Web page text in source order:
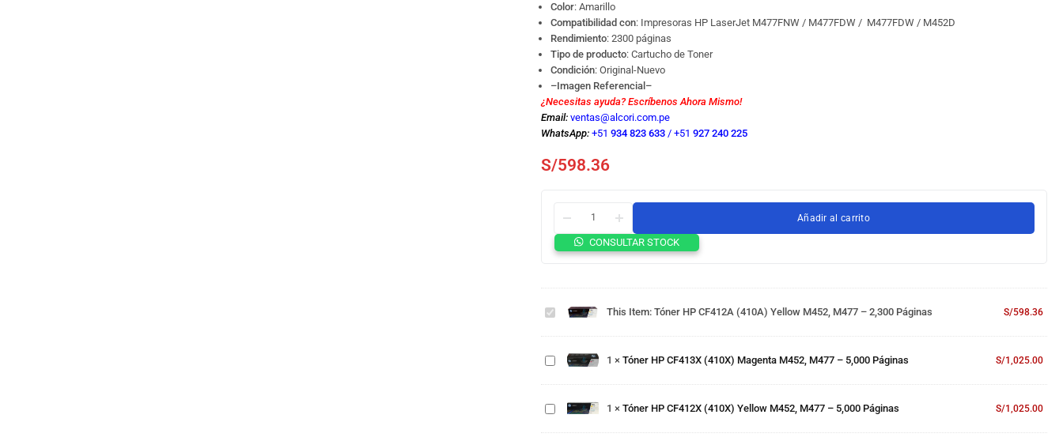
Color: Amarillo
Compatibilidad con: Impresoras HP LaserJet M477FNW / M477FDW / M477FDW / M452D
Rendimiento: 2300 páginas
Tipo de producto: Cartucho de Toner
Condición: Original-Nuevo
–Imagen Referencial–
¿Necesitas ayuda? Escríbenos Ahora Mismo!
Email: ventas@alcori.com.pe
WhatsApp: +51 934 823 633 / +51 927 240 225
S/598.36
Añadir al carrito
CONSULTAR STOCK
Tóner
HP
(410A)
Yellow
M452,
M477 –
2,300
Páginas
This Item: Tóner HP CF412A (410A) Yellow M452, M477 – 2,300 Páginas S/598.36
Tóner
HP
CF413X
(410X)
Magenta
M452,
M477 –
5,000
Páginas
1 × Tóner HP CF413X (410X) Magenta M452, M477 – 5,000 Páginas S/1,025.00
Tóner
HP
CF412X
(410X)
Yellow
M452,
M477 –
1 × Tóner HP CF412X (410X) Yellow M452, M477 – 5,000 Páginas S/1,025.00
Tóner
HP
CF410A
(410A)
Tóner